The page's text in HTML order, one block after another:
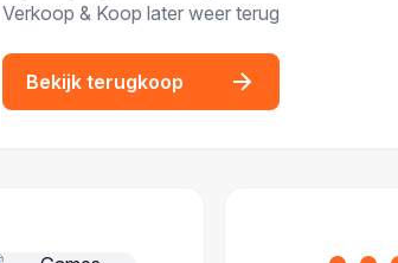
Verkoop & Koop later weer terug
Bekijk terugkoop